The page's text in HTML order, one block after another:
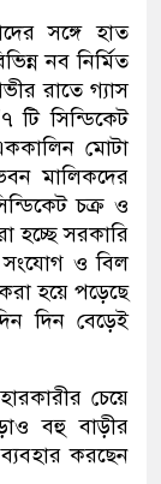
সঙ্গে হাত
নব নির্মিত
রাতে গ্যাস
টি সিন্ডিকেট
মোটা
মালিকদের
চক্র ও
হচ্ছে সরকারি
সংযোগ ও বিল
হয়ে পড়েছে
দিন বেড়েই
চেয়ে
বহু বাড়ীর
করছেন